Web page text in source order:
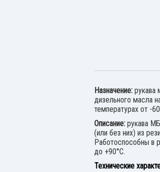
Назначение: рукава
дизельного масла
температурах от -
Описание: рукава
(или без них) из
Работоспособны в
до +90°С.
Технические